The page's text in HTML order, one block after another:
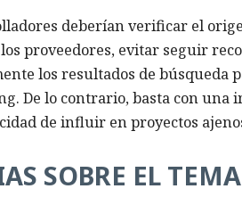
deberían verificar el
proveedores, evitar seguir
los resultados de
De lo contrario, basta con una
de influir en proyectos
SOBRE EL TEMA